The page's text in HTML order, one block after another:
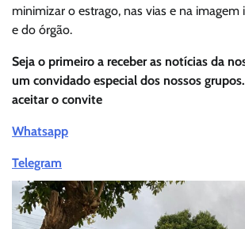
minimizar o estrago, nas vias e na imagem
e do órgão.
Seja o primeiro a receber as notícias da
um convidado especial dos nossos
aceitar o convite
Whatsapp
Telegram